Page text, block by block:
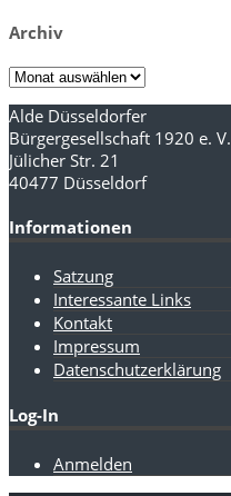
Archiv
Archiv
Alde Düsseldorfer
Bürgergesellschaft 1920 e. V.
Jülicher Str. 21
40477 Düsseldorf
Informationen
Satzung
Interessante Links
Kontakt
Impressum
Datenschutzerklärung
Log-In
Anmelden